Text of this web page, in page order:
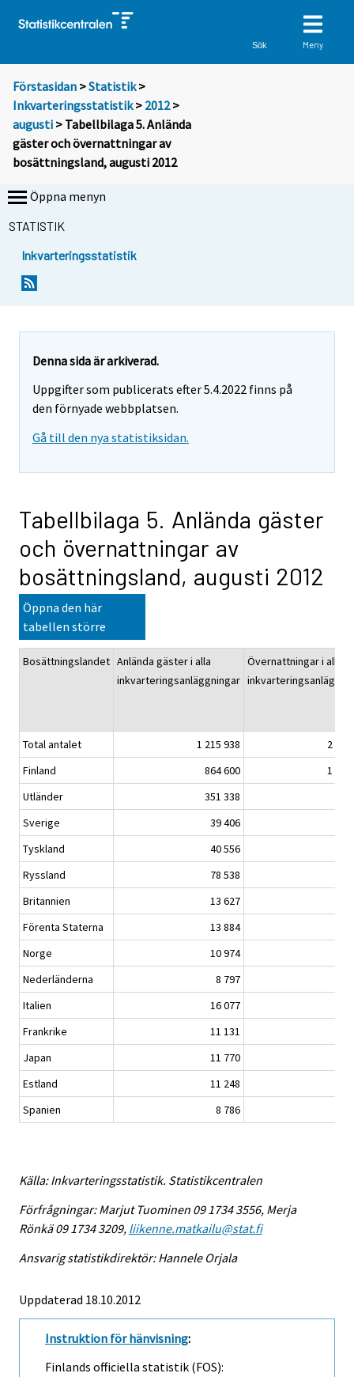
Sök Meny
Förstasidan >Statistik >
Inkvarteringsstatistik> 2012>
augusti > Tabellbilaga 5. Anlända
gäster och övernattningar av
bosättningsland, augusti 2012
Öppna menyn
STATISTIK
Inkvarteringsstatistik
Denna sida är arkiverad.
Uppgifter som publicerats efter 5.4.2022 finns på
den förnyade webbplatsen.
Gå till den nya statistiksidan.
Tabellbilaga 5. Anlända gäster
och övernattningar av
bosättningsland, augusti 2012
Öppna den här
tabellen större
Bosättningslandet Anlända gäster i alla
inkvarteringsanläggningar
Övernattningar i alla
Total antalet 1 215 938
2
Finland
864 600
1
Utländer
351 338
Sverige
39 406
Tyskland
40 556
Ryssland
78 538
Britannien
13 627
Förenta Staterna
13 884
Norge
10 974
Nederländerna
8 797
Italien
16 077
Frankrike
11 131
Japan
11 770
Estland
11 248
Spanien
8 786
Källa: Inkvarteringsstatistik. Statistikcentralen
Förfrågningar: Marjut Tuominen 09 1734 3556, Merja
Rönkä 09 1734 3209, liikenne.matkailu@stat.fi
Ansvarig statistikdirektör: Hannele Orjala
Uppdaterad 18.10.2012
Instruktion för hänvisning:
Finlands officiella statistik (FOS):